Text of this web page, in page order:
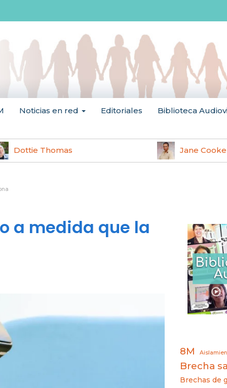
Noticias en red Editoriales Biblioteca
Dottie Thomas Jane
a medida que la
8M
Brecha
Brechas de